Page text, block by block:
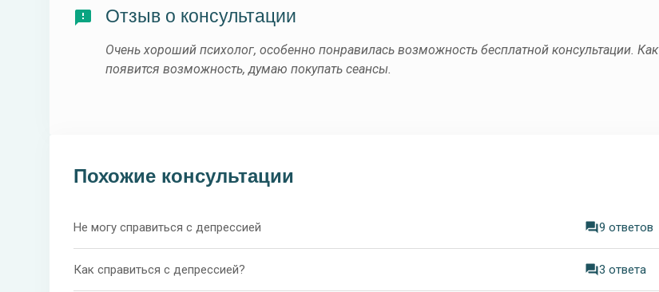
Отзыв о консультации
Очень хороший психолог, особенно понравилась возможность бесплатной консультации. Как
появится возможность, думаю покупать сеансы.
Похожие консультации
Не могу справиться с депрессией 9 ответов
Как справиться с депрессией? 3 ответа